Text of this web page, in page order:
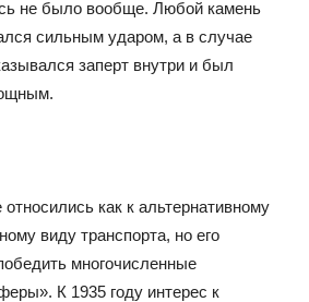
не было вообще. Любой камень
сильным ударом, а в случае
заперт внутри и был
как к альтернативному
виду транспорта, но его
многочисленные
К 1935 году интерес к